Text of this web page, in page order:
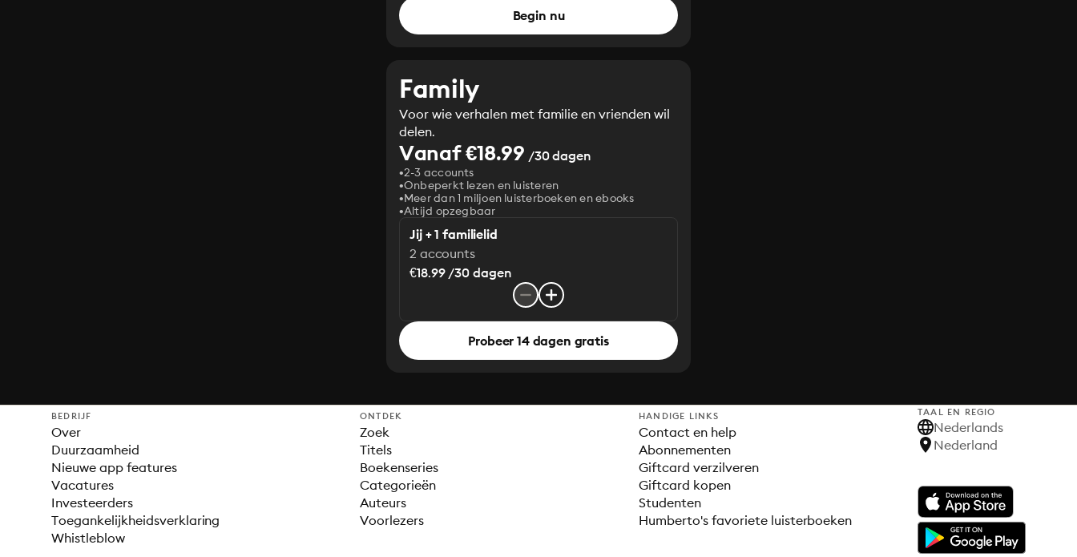
Begin nu
Family
Voor wie verhalen met familie en vrienden wil
delen.
Vanaf €18.99 /30 dagen
2-3 accounts
Onbeperkt lezen en luisteren
Meer dan 1 miljoen luisterboeken en ebooks
Altijd opzegbaar
Jij + 1 familielid
2 accounts
€18.99 /30 dagen
Probeer 14 dagen gratis
BEDRIJF
Over
Duurzaamheid
Nieuwe app features
Vacatures
Investeerders
Toegankelijkheidsverklaring
Whistleblow
ONTDEK
Zoek
Titels
Boekenseries
Categorieën
Auteurs
Voorlezers
HANDIGE LINKS
Contact en help
Abonnementen
Giftcard verzilveren
Giftcard kopen
Studenten
Humberto's favoriete luisterboeken
TAAL EN REGIO
Nederlands
Nederland